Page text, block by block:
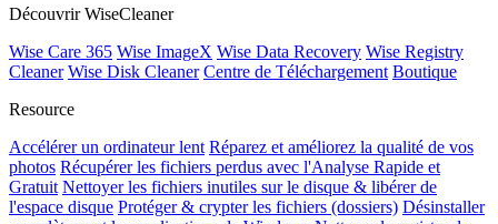
Découvrir WiseCleaner
Wise Care 365 Wise ImageX Wise Data Recovery Wise Registry
Cleaner Wise Disk Cleaner Centre de Téléchargement Boutique
Resource
Accélérer un ordinateur lent Réparez et améliorez la qualité de vos
photos Récupérer les fichiers perdus avec l'Analyse Rapide et
Gratuit Nettoyer les fichiers inutiles sur le disque & libérer de
l'espace disque Protéger & crypter les fichiers (dossiers) Désinstaller